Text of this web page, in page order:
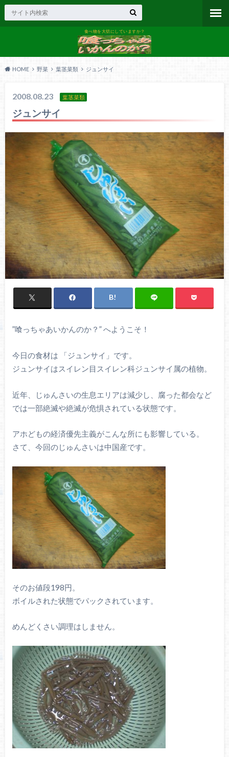
食べ物を大切にしていますか？
HOME 野菜 葉茎菜類 ジュンサイ
2008.08.23 葉茎菜類
ジュンサイ
”喰っちゃあいかんのか？” へようこそ！
今日の食材は 「ジュンサイ」です。
ジュンサイはスイレン目スイレン科ジュンサイ属の植物。
近年、じゅんさいの生息エリアは減少し、腐った都会など
では一部絶滅や絶滅が危惧されている状態です。
アホどもの経済優先主義がこんな所にも影響している。
さて、今回のじゅんさいは中国産です。
そのお値段198円。
ボイルされた状態でパックされています。
めんどくさい調理はしません。